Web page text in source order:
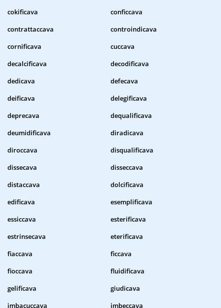
cokificava
conficcava
contrattaccava
controindicava
cornificava
cuccava
decalcificava
decodificava
dedicava
defecava
deificava
delegificava
deprecava
dequalificava
deumidificava
diradicava
diroccava
disqualificava
dissecava
disseccava
distaccava
dolcificava
edificava
esemplificava
essiccava
esterificava
estrinsecava
eterificava
fiaccava
ficcava
fioccava
fluidificava
gelificava
giudicava
imbacuccava
imbeccava